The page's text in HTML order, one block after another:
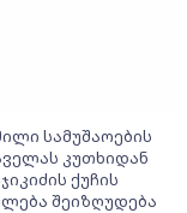
სამუშაოების
კუთხიდან
ქუჩის
შეიზღუდება